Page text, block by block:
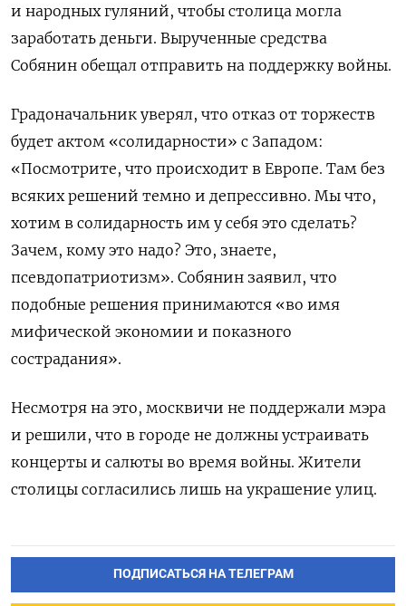
и народных гуляний, чтобы столица могла
заработать деньги. Вырученные средства
Собянин обещал отправить на поддержку войны.
Градоначальник уверял, что отказ от торжеств
будет актом «солидарности» с Западом:
«Посмотрите, что происходит в Европе. Там без
всяких решений темно и депрессивно. Мы что,
хотим в солидарность им у себя это сделать?
Зачем, кому это надо? Это, знаете,
псевдопатриотизм». Собянин заявил, что
подобные решения принимаются «во имя
мифической экономии и показного
сострадания».
Несмотря на это, москвичи не поддержали мэра
и решили, что в городе не должны устраивать
концерты и салюты во время войны. Жители
столицы согласились лишь на украшение улиц.
ПОДПИСАТЬСЯ НА ТЕЛЕГРАМ